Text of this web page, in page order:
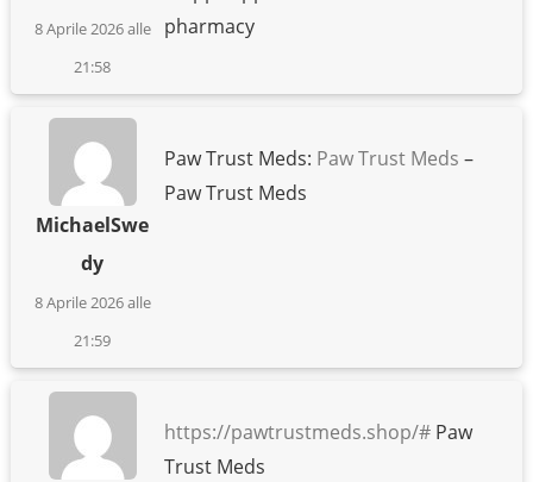
8 Aprile 2026 alle
21:58
pharmacy
MichaelSwe
dy
8 Aprile 2026 alle
21:59
Paw Trust Meds: Paw Trust Meds –
Paw Trust Meds
https://pawtrustmeds.shop/#Paw
Trust Meds